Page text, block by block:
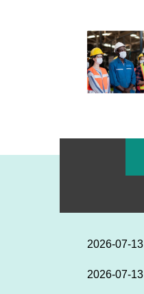
2026-07-13
2026-07-13